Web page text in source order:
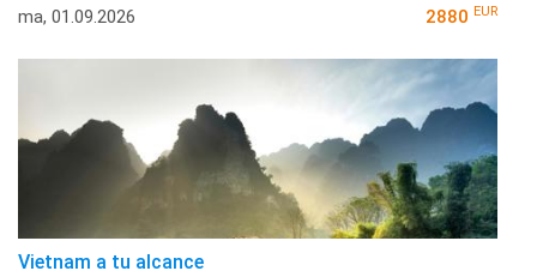
ma, 01.09.2026 2880 EUR
Vietnam a tu alcance